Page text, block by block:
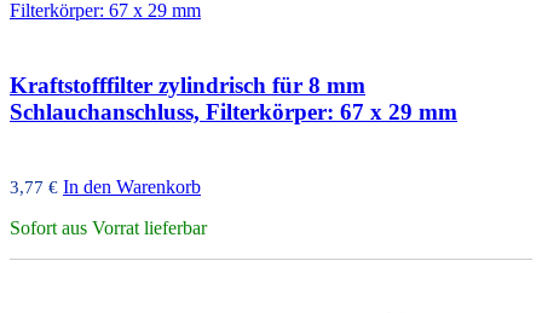
Kraftstofffilter zylindrisch für 8 mm
Schlauchanschluss, Filterkörper: 67 x 29 mm
3,77 € In den Warenkorb
Sofort aus Vorrat lieferbar